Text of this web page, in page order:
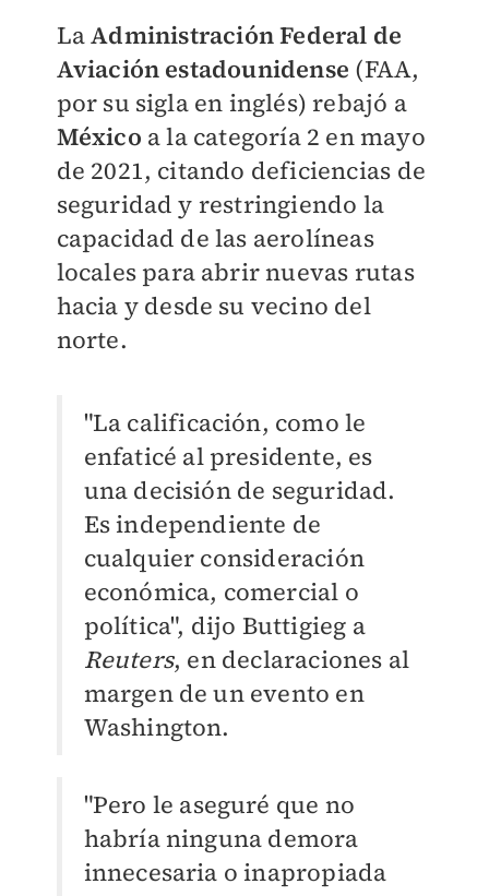
LaAdministración Federal de
Aviación estadounidense (FAA,
por su sigla en inglés) rebajó a
México a la categoría 2 en mayo
de 2021, citando deficiencias de
seguridad y restringiendo la
capacidad de las aerolíneas
locales para abrir nuevas rutas
hacia y desde su vecino del
norte.
"La calificación, como le
enfaticé al presidente, es
una decisión de seguridad.
Es independiente de
cualquier consideración
económica, comercial o
política", dijo Buttigieg a
Reuters, en declaraciones al
margen de un evento en
Washington.
"Pero le aseguré que no
habría ninguna demora
innecesaria o inapropiada